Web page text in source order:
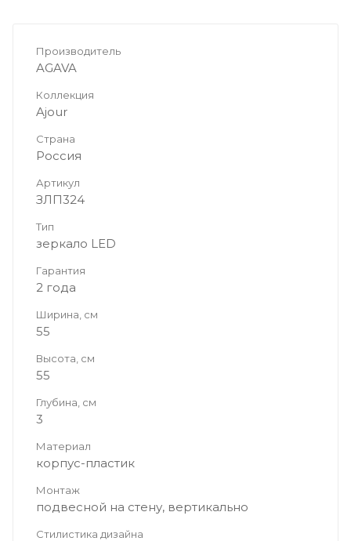
Производитель
AGAVA
Коллекция
Ajour
Страна
Россия
Артикул
ЗЛП324
Тип
зеркало LED
Гарантия
2 года
Ширина, см
55
Высота, см
55
Глубина, см
3
Материал
корпус-пластик
Монтаж
подвесной на стену, вертикально
Стилистика дизайна